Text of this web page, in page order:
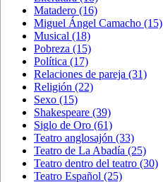
Matadero (16)
Miguel Ángel Camacho (15)
Musical (18)
Pobreza (15)
Política (17)
Relaciones de pareja (31)
Religión (22)
Sexo (15)
Shakespeare (39)
Siglo de Oro (61)
Teatro anglosajón (33)
Teatro de La Abadía (25)
Teatro dentro del teatro (30)
Teatro Español (25)